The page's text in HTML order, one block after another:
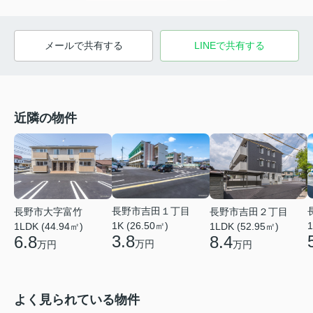
メールで共有する LINEで共有する
近隣の物件
長野市大字富竹
1LDK (44.94㎡)
6.8万円
長野市吉田１丁目
1K (26.50㎡)
3.8万円
長野市吉田２丁目
1LDK (52.95㎡)
8.4万円
よく見られている物件